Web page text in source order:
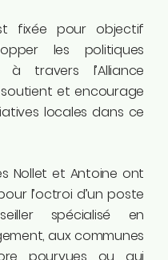
fixée pour objectif
les politiques
à travers l’Alliance
soutient et encourage
locales dans ce
Nollet et Antoine ont
l’octroi d’un poste
spécialisé en
aux communes